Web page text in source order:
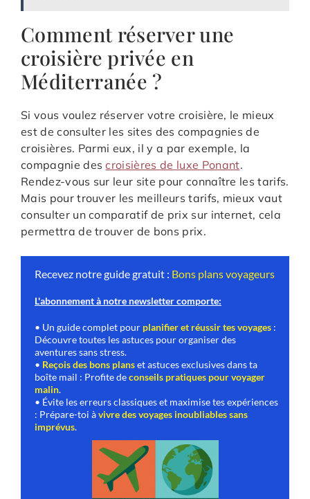
Comment réserver une
croisière privée en
Méditerranée ?
Si vous voulez réserver votre croisière, le mieux
est de consulter les sites des compagnies de
croisières. Parmi eux, il y a par exemple, la
compagnie descroisières de luxe Ponant.
Rendez-vous sur leur site pour connaître les tarifs.
Mais pour trouver les meilleurs tarifs, mieux vaut
consulter un comparatif de prix sur internet, cela
permettra de trouver de bons prix.